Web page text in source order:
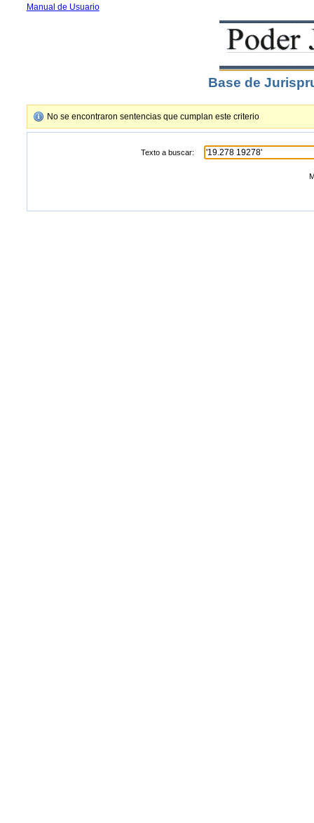
Manual de Usuario
Base de
No se encontraron sentencias que cumplan este criterio
Texto a buscar: